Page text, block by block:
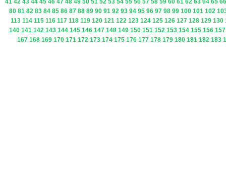
41 42 43 44 45 46 47 48 49 50 51 52 53 54 55 56 57 58 59 60 61 62 63 64 65 66
80 81 82 83 84 85 86 87 88 89 90 91 92 93 94 95 96 97 98 99 100 101 102
113 114 115 116 117 118 119 120 121 122 123 124 125 126 127 128 129 130
140 141 142 143 144 145 146 147 148 149 150 151 152 153 154 155 156 157
167 168 169 170 171 172 173 174 175 176 177 178 179 180 181 182 183